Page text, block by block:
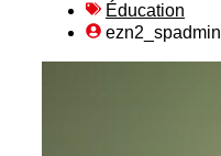
Éducation
ezn2_spadmin